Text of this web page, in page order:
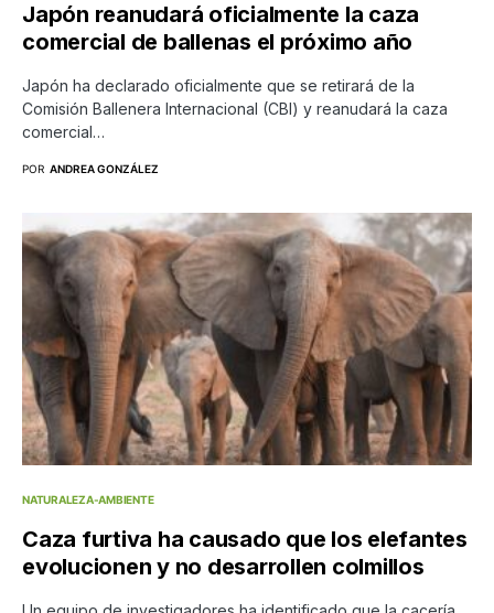
Japón reanudará oficialmente la caza
comercial de ballenas el próximo año
Japón ha declarado oficialmente que se retirará de la
Comisión Ballenera Internacional (CBI) y reanudará la caza
comercial…
POR ANDREA GONZÁLEZ
NATURALEZA-AMBIENTE
Caza furtiva ha causado que los elefantes
evolucionen y no desarrollen colmillos